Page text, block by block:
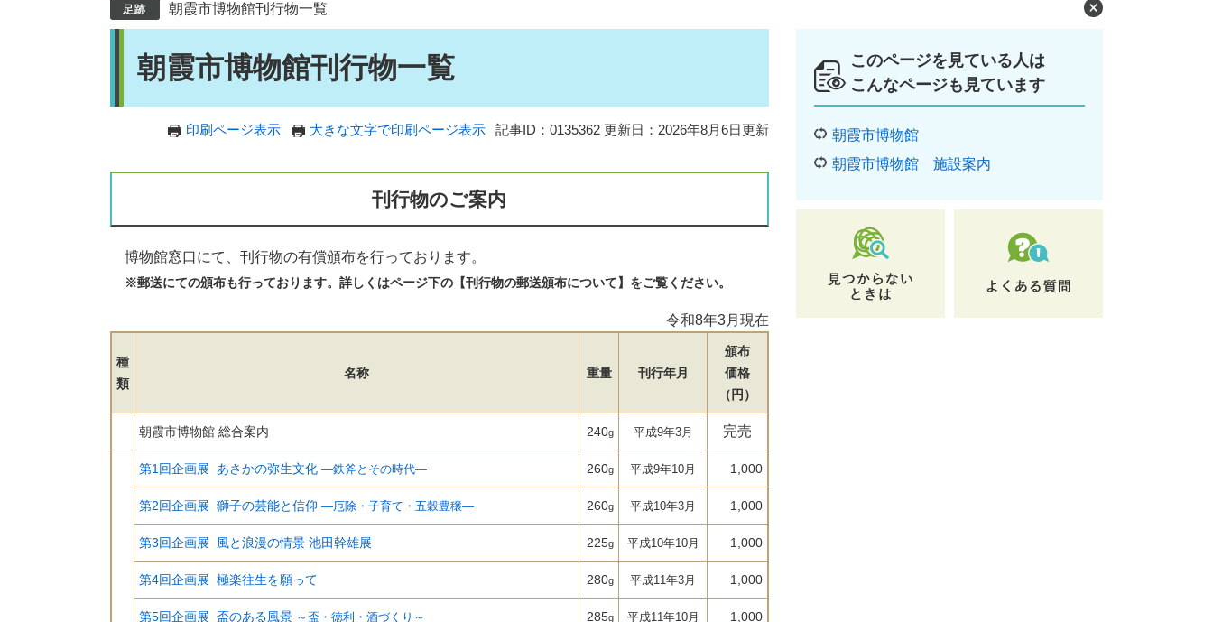
朝霞市博物館刊行物一覧
朝霞市博物館刊行物一覧
印刷ページ表示 大きな文字で印刷ページ表示 記事ID：0135362 更新日：2026年8月6日更新
刊行物のご案内
博物館窓口にて、刊行物の有償頒布を行っております。
※郵送にての頒布も行っております。詳しくはページ下の【刊行物の郵送頒布について】をご覧ください。
令和8年3月現在
種
類
名称 重量 刊行年月
頒布
価格
（円）
朝霞市博物館 総合案内 240g 平成9年3月 完売
第1回企画展 あさかの弥生文化 ―鉄斧とその時代― 260g 平成9年10月 1,000
第2回企画展 獅子の芸能と信仰 ―厄除・子育て・五穀豊穣― 260g 平成10年3月 1,000
第3回企画展 風と浪漫の情景 池田幹雄展 225g 平成10年10月 1,000
第4回企画展 極楽往生を願って 280g 平成11年3月 1,000
第5回企画展 盃のある風景 ～盃・徳利・酒づくり～ 285g 平成11年10月 1,000
このページを見ている人は
こんなページも見ています
朝霞市博物館
朝霞市博物館 施設案内